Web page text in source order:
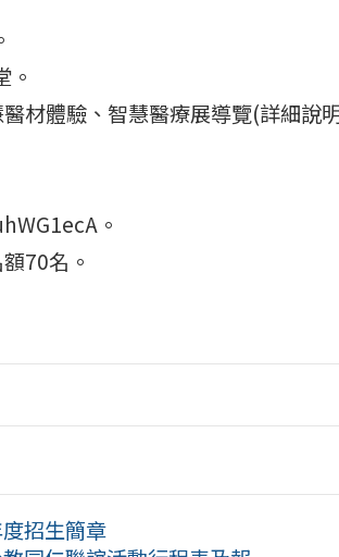
。
材體驗、智慧醫療展導覽(詳細說
。
70名。
招生簡章